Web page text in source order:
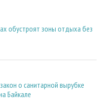
обустроят зоны отдыха без
о санитарной вырубке
Байкале